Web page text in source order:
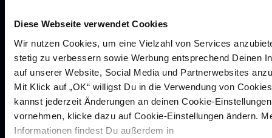
Diese Webseite verwendet Cookies
Wir nutzen Cookies, um eine Vielzahl von Services
stetig zu verbessern sowie Werbung entsprechend Deinen
auf unserer Website, Social Media und Partnerwebsites
Mit Klick auf „OK“ willigst Du in die Verwendung von
kannst jederzeit Änderungen an deinen Cookie-Einstellungen
vornehmen, klicke dazu auf Cookie-Einstellungen ändern.
Informationen findest Du außerdem in